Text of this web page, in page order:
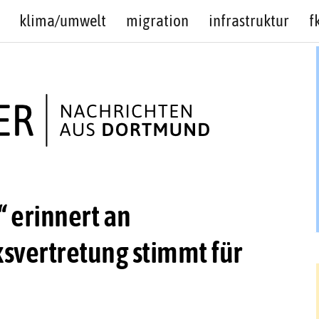
klima/umwelt migration infrastruktur
erinnert an
stimmt für